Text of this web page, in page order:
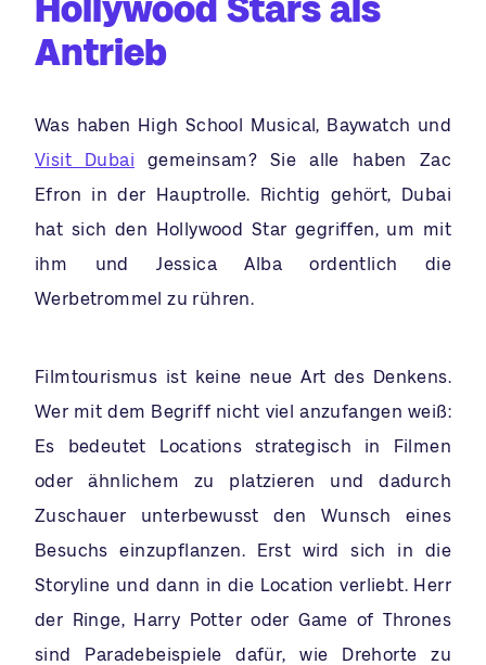
Hollywood Stars als
Antrieb
Was haben High School Musical, Baywatch und
Visit Dubai gemeinsam? Sie alle haben Zac
Efron in der Hauptrolle. Richtig gehört, Dubai
hat sich den Hollywood Star gegriffen, um mit
ihm und Jessica Alba ordentlich die
Werbetrommel zu rühren.
Filmtourismus ist keine neue Art des Denkens.
Wer mit dem Begriff nicht viel anzufangen weiß:
Es bedeutet Locations strategisch in Filmen
oder ähnlichem zu platzieren und dadurch
Zuschauer unterbewusst den Wunsch eines
Besuchs einzupflanzen. Erst wird sich in die
Storyline und dann in die Location verliebt. Herr
der Ringe, Harry Potter oder Game of Thrones
sind Paradebeispiele dafür, wie Drehorte zu